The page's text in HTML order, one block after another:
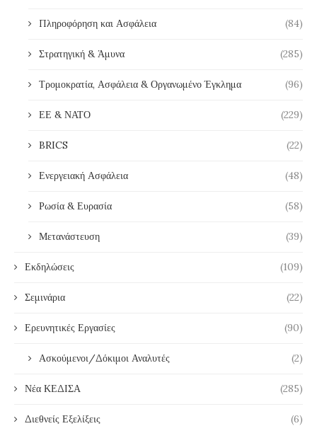
Πληροφόρηση και Ασφάλεια (84)
Στρατηγική & Άμυνα (285)
Τρομοκρατία, Ασφάλεια & Οργανωμένο Έγκλημα (96)
ΕΕ & ΝΑΤΟ (229)
BRICS (22)
Ενεργειακή Ασφάλεια (48)
Ρωσία & Ευρασία (58)
Μετανάστευση (39)
Εκδηλώσεις (109)
Σεμινάρια (22)
Ερευνητικές Εργασίες (90)
Ασκούμενοι/Δόκιμοι Αναλυτές (2)
Νέα ΚΕΔΙΣΑ (285)
Διεθνείς Εξελίξεις (6)